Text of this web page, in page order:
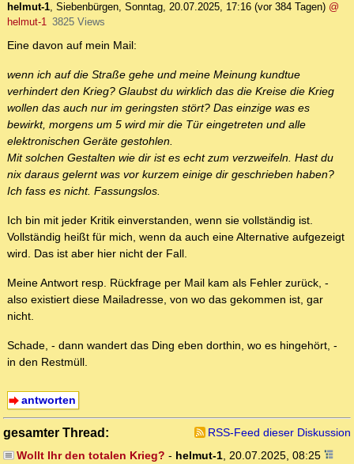
helmut-1, Siebenbürgen, Sonntag, 20.07.2025, 17:16 (vor 384 Tagen) @
helmut-1 3825 Views
Eine davon auf mein Mail:
wenn ich auf die Straße gehe und meine Meinung kundtue
verhindert den Krieg? Glaubst du wirklich das die Kreise die Krieg
wollen das auch nur im geringsten stört? Das einzige was es
bewirkt, morgens um 5 wird mir die Tür eingetreten und alle
elektronischen Geräte gestohlen.
Mit solchen Gestalten wie dir ist es echt zum verzweifeln. Hast du
nix daraus gelernt was vor kurzem einige dir geschrieben haben?
Ich fass es nicht. Fassungslos.
Ich bin mit jeder Kritik einverstanden, wenn sie vollständig ist.
Vollständig heißt für mich, wenn da auch eine Alternative aufgezeigt
wird. Das ist aber hier nicht der Fall.
Meine Antwort resp. Rückfrage per Mail kam als Fehler zurück, -
also existiert diese Mailadresse, von wo das gekommen ist, gar
nicht.
Schade, - dann wandert das Ding eben dorthin, wo es hingehört, -
in den Restmüll.
antworten
gesamter Thread:
RSS-Feed dieser Diskussion
Wollt Ihr den totalen Krieg? - helmut-1, 20.07.2025, 08:25